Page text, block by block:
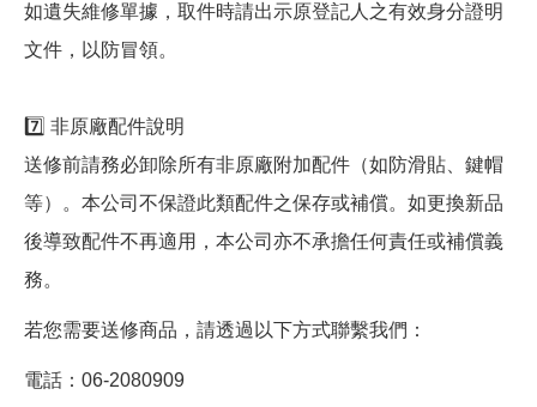
如遺失維修單據，取件時請出示原登記人之有效身分證明
文件，以防冒領。
7️⃣ 非原廠配件說明
送修前請務必卸除所有非原廠附加配件（如防滑貼、鍵帽
等）。本公司不保證此類配件之保存或補償。如更換新品
後導致配件不再適用，本公司亦不承擔任何責任或補償義
務。
若您需要送修商品，請透過以下方式聯繫我們：
電話：06-2080909